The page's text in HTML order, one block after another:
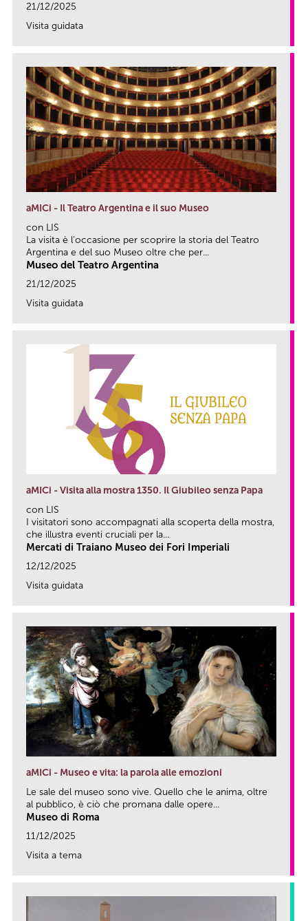
21/12/2025
Visita guidata
aMICi - Il Teatro Argentina e il suo Museo
con LIS
La visita è l’occasione per scoprire la storia del Teatro
Argentina e del suo Museo oltre che per...
Museo del Teatro Argentina
21/12/2025
Visita guidata
aMICi - Visita alla mostra 1350. Il Giubileo senza Papa
con LIS
I visitatori sono accompagnati alla scoperta della mostra,
che illustra eventi cruciali per la...
Mercati di Traiano Museo dei Fori Imperiali
12/12/2025
Visita guidata
aMICi - Museo e vita: la parola alle emozioni
Le sale del museo sono vive. Quello che le anima, oltre
al pubblico, è ciò che promana dalle opere...
Museo di Roma
11/12/2025
Visita a tema